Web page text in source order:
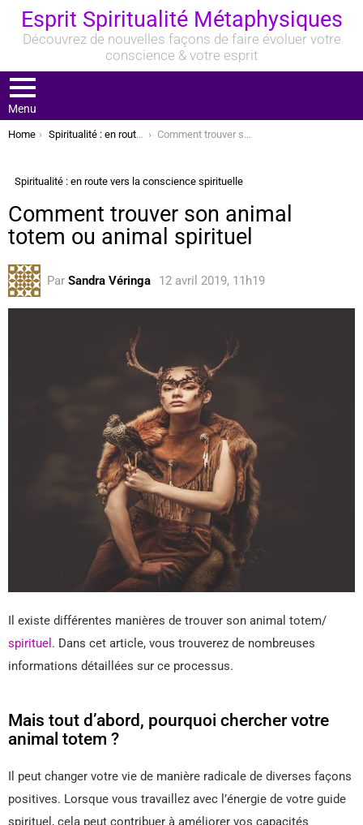
Esprit Spiritualité Métaphysiques
Découvrez de nouvelles façons de faire évoluer votre
conscience & votre esprit
Menu
You are here:
Home Spiritualité : en route vers la conscience spirituelle Comment trouver son animal totem ou animal spirituel
Spiritualité : en route vers la conscience spirituelle
Comment trouver son animal
totem ou animal spirituel
Par Sandra Véringa 12 avril 2019, 11h19
Il existe différentes manières de trouver son animal totem/
spirituel . Dans cet article, vous trouverez de nombreuses
informations détaillées sur ce processus.
Mais tout d’abord, pourquoi chercher votre
animal totem ?
Il peut changer votre vie de manière radicale de diverses façons
positives. Lorsque vous travaillez avec l’énergie de votre guide
spirituel, cela peut contribuer à améliorer vos capacités